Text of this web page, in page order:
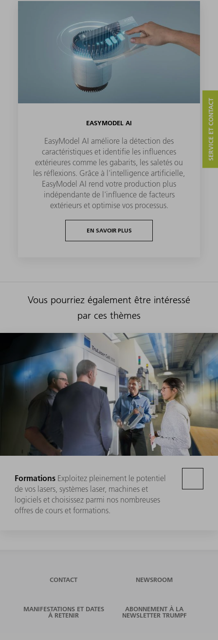
EASYMODEL AI
EasyModel AI améliore la détection des
caractéristiques et identifie les influences
extérieures comme les gabarits, les saletés ou
les réflexions. Grâce à l'intelligence artificielle,
EasyModel AI rend votre production plus
indépendante de l'influence de facteurs
extérieurs et optimise vos processus.
EN SAVOIR PLUS
Vous pourriez également être intéressé
par ces thèmes
Formations Exploitez pleinement le potentiel
de vos lasers, systèmes laser, machines et
logiciels et choisissez parmi nos nombreuses
offres de cours et formations.
SERVICE ET CONTACT
CONTACT NEWSROOM
MANIFESTATIONS ET DATES
À RETENIR
ABONNEMENT À LA
NEWSLETTER TRUMPF